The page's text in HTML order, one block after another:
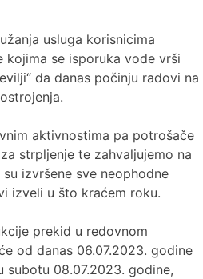
usluga korisnicima
se isporuka vode vrši
da danas počinju radovi na
aktivnostima pa potrošače
strpljenje te zahvaljujemo na
izvršene sve neophodne
izveli u što kraćem roku.
prekid u redovnom
od danas 06.07.2023. godine
subotu 08.07.2023. godine,